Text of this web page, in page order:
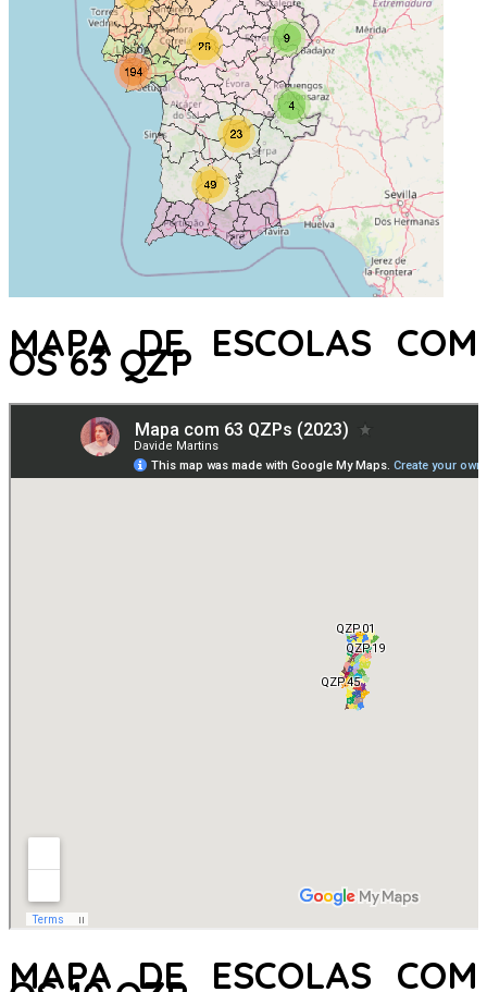
MAPA DE ESCOLAS COM
OS 63 QZP
MAPA DE ESCOLAS COM